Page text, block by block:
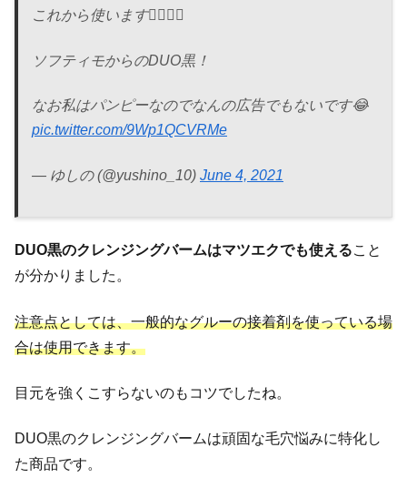
これから使います🙇‍♀️🙇‍♀️
ソフティモからのDUO黒！
なお私はパンピーなのでなんの広告でもないです😂
pic.twitter.com/9Wp1QCVRMe
— ゆしの (@yushino_10) June 4, 2021
DUO黒のクレンジングバームはマツエクでも使えること
が分かりました。
注意点としては、一般的なグルーの接着剤を使っている場
合は使用できます。
目元を強くこすらないのもコツでしたね。
DUO黒のクレンジングバームは頑固な毛穴悩みに特化し
た商品です。